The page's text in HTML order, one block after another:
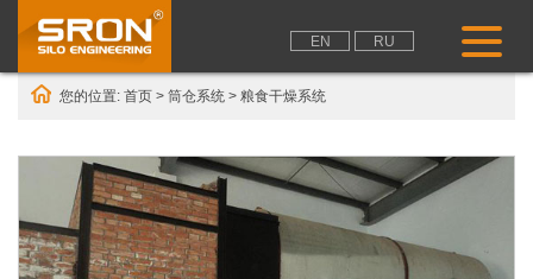
EN RU
您的位置: 首页 > 筒仓系统 > 粮食干燥系统